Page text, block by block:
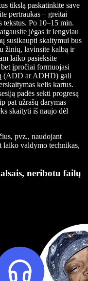
tikslą paskatinkite save
pertraukas – greitai
tekstus. Po 10–15 min.
jėgas ir lengviau
susikaupti skaitymui bus
žinių, lavinsite kalbą ir
laiko pasieksite
įpročiai formuojasi
(ADD ar ADHD) gali
kelis kartus.
padės sekti progresą
pat užrašų darymas
skaityti iš naujo dėl
pvz., naudojant
laiko valdymo technikas,
neribotu failų